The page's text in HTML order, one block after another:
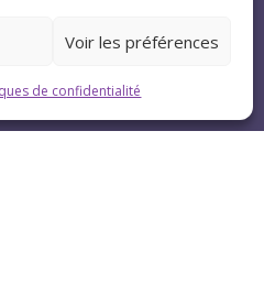
Voir les préférences
de confidentialité